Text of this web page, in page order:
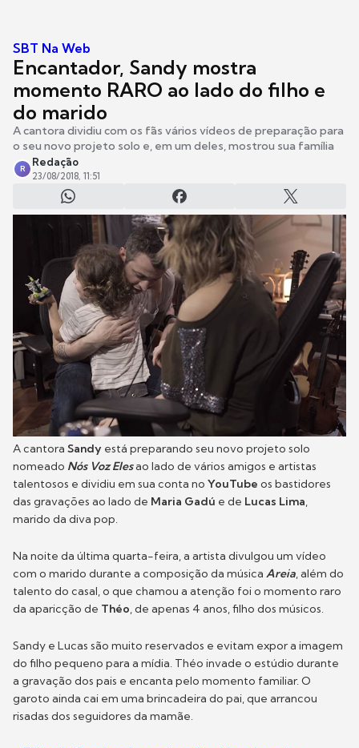
SBT Na Web
Encantador, Sandy mostra
momento RARO ao lado do filho e
do marido
A cantora dividiu com os fãs vários vídeos de preparação para
o seu novo projeto solo e, em um deles, mostrou sua família
R
Redação
23/08/2018, 11:51
A cantora Sandy está preparando seu novo projeto solo
nomeado Nós Voz Elesao lado de vários amigos e artistas
talentosos e dividiu em sua conta no YouTube os bastidores
das gravações ao lado de Maria Gadú e de Lucas Lima,
marido da diva pop.
Na noite da última quarta-feira, a artista divulgou um vídeo
com o marido durante a composição da música Areia, além do
talento do casal, o que chamou a atenção foi o momento raro
da aparicção de Théo, de apenas 4 anos, filho dos músicos.
Sandy e Lucas são muito reservados e evitam expor a imagem
do filho pequeno para a mídia. Théo invade o estúdio durante
a gravação dos pais e encanta pelo momento familiar. O
garoto ainda cai em uma brincadeira do pai, que arrancou
risadas dos seguidores da mamãe.